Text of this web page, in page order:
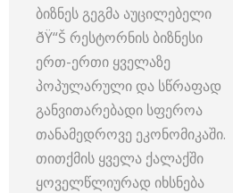
ბიზნეს გეგმა აუცილებელი
ðŸ“Š რესტორნის ბიზნესი
ერთ-ერთი ყველაზე
პოპულარული და სწრაფად
განვითარებადი სფეროა
თანამედროვე ეკონომიკაში.
თითქმის ყველა ქალაქში
ყოველწლიურად იხსნება